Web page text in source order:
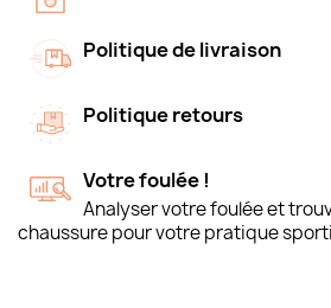
Politique de livraison
Politique retours
Votre foulée !
Analyser votre foulée et
chaussure pour votre pratique